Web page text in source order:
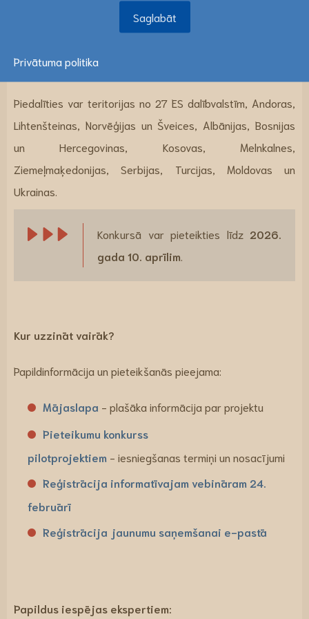
Veicināt ilgtermiņa un sistemātisku atbalstu
Interreg programmām.
Piedalīties var teritorijas no 27 ES dalībvalstīm, Andoras,
Lihtenšteinas, Norvēģijas un Šveices, Albānijas, Bosnijas
un Hercegovinas, Kosovas, Melnkalnes,
Ziemeļmaķedonijas, Serbijas, Turcijas, Moldovas un
Ukrainas.
Konkursā var pieteikties līdz 2026.
gada 10. aprīlim
Kur uzzināt vairāk?
Papildinformācija un pieteikšanās pieejama:
Mājaslapa - plašāka informācija par projektu
Pieteikumu konkurss
pilotprojektiem - iesniegšanas termiņi un nosacījumi
Reģistrācija informatīvajam vebināram 24.
februārī
Reģistrācija jaunumu saņemšanai e-pastā
Papildus iespējas ekspertiem:
Saglabāt
Privātuma politika